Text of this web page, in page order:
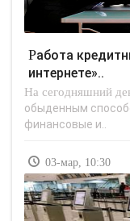
Работа кредитным брокером. - «Заработок в
интернете»..
На сегодняшний
обыденным
финансовые и..
03-мар, 10:30